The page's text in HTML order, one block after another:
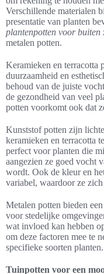
Verschillende materialen
presentatie van planten
plantenpotten voor buiten
metalen potten.
Keramieken en terracotta
duurzaamheid en
behoud van de juiste
de gezondheid van veel
potten voorkomt ook dat
Kunststof potten zijn
keramieken en terracotta
perfect voor planten die
aangezien ze goed vocht
wordt. Ook de kleur en
variabel, waardoor ze
Metalen potten bieden
voor stedelijke
wat invloed kan hebben
om deze factoren mee te
specifieke soorten planten.
Tuinpotten voor een